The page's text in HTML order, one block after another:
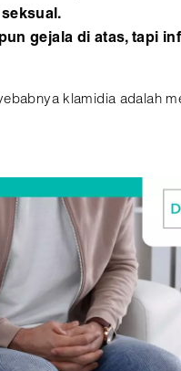
gejala di atas, tapi
klamidia adalah